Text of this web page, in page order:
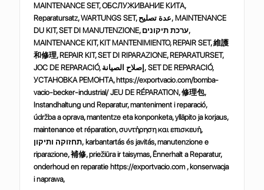
MAINTENANCE SET, ОБСЛУЖИВАНИЕ КИТА,
Reparatursatz, WARTUNGS SET, عدة تصليح, MAINTENANCE
DU KIT, SET DI MANUTENZIONE, ערכת תיקונים,
MAINTENANCE KIT, KIT MANTENIMIENTO, REPAIR SET,維護
和修理, REPAIR KIT, SET DI RIPARAZIONE, REPARATURSET,
JOC DE REPARACIÓ, إصلاح الصيانة, SET DE REPARACIÓ,
УСТАНОВКА РЕМОНТА, https://exportvacio.com/bomba-
vacio-becker-industrial/ JEU DE RÉPARATION,修理包,
Instandhaltung und Reparatur, manteniment i reparació,
údržba a oprava, mantentze eta konponketa, ylläpito ja korjaus,
maintenance et réparation, συντήρηση και επισκευή,
תחזוקה ותיקון, karbantartás és javitás, manutenzione e
riparazione,補修, priežiūra ir taisymas, Ënnerhalt a Reparatur,
onderhoud en reparatie https://exportvacio.com , konserwacja
i naprawa,